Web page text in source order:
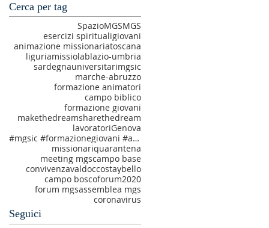
Cerca per tag
SpazioMGSMGS
esercizi spiritualigiovani
animazione missionariatoscana
liguriamissiolablazio-umbria
sardegnauniversitarimgsic
marche-abruzzo
formazione animatori
campo biblico
formazione giovani
makethedreamsharethedream
lavoratoriGenova
#mgsic #formazionegiovani #amatiechiamati #makethedream
missionariquarantena
meeting mgscampo base
convivenzavaldoccostaybello
campo boscoforum2020
forum mgsassemblea mgs
coronavirus
Seguici